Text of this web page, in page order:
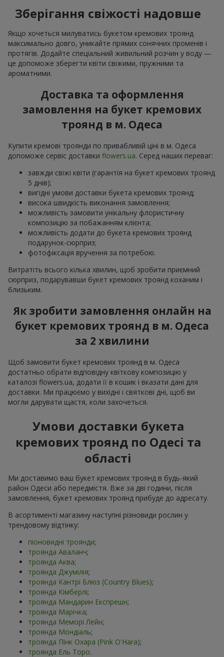
Зберігання свіжості надовше
Якщо хочеться милуватись букетом кремових троянд
максимально довго, уникайте прямих сонячних променів і
протягів. Додайте спеціальний живильний розчин у воду —
це допоможе зберегти квіти свіжими, пружними та
ароматними.
Доставка та оформлення
замовлення на букет кремових
троянд в м. Одеса
Купити кремові троянди по привабливій ціні в м. Одеса
допоможе сервіс доставки flowers.ua. Серед наших переваг:
завжди свіжі квіти (гарантія на букет кремових троянд
5 днів);
вигідні умови доставки букета кремових троянд;
висока швидкість виконання замовлення;
можливість замовити унікальну флористичну
композицію за побажанням клієнта;
можливість додати до букета кремових троянд
подарунок-сюрприз;
фотофіксація вручення за потребою.
Витратіть всього кілька хвилин, щоб зробити приємний
сюрприз, подарувавши букет кремових троянд коханим і
близьким.
Як зробити замовлення онлайн на
букет кремових троянд в м. Одеса
за 2 хвилини
Щоб замовити букет кремових троянд в м. Одеса
достатньо обрати відповідну квіткову композицію у
каталозі flowers.ua, додати її в кошик і вказати дані для
доставки. Ми працюємо у вихідні і святкові дні, щоб ви
могли дарувати щастя, коли захочеться.
Умови доставки букета
кремових троянд по Одесі та
області
Ми доставимо ваш букет кремових троянд в будь-який
район Одеси або передмістя. Вже за дві години, після
замовлення, букет кремових троянд прибуде до адресату.
В асортименті магазину наступні різновиди рослин у
трендовому відтінку:
піоновидні троянди;
троянда Аваланч;
троянда Аква;
троянда Джумілія;
троянда Кантрі Блюз (Country Blues);
троянда Кімберлі;
троянда Мандарин Експрешн;
троянда Марічка;
троянда Меморі Лейн;
троянда Мондіаль;
троянда Пінк Охара (Pink O'Hara);
троянда Ель Торо.